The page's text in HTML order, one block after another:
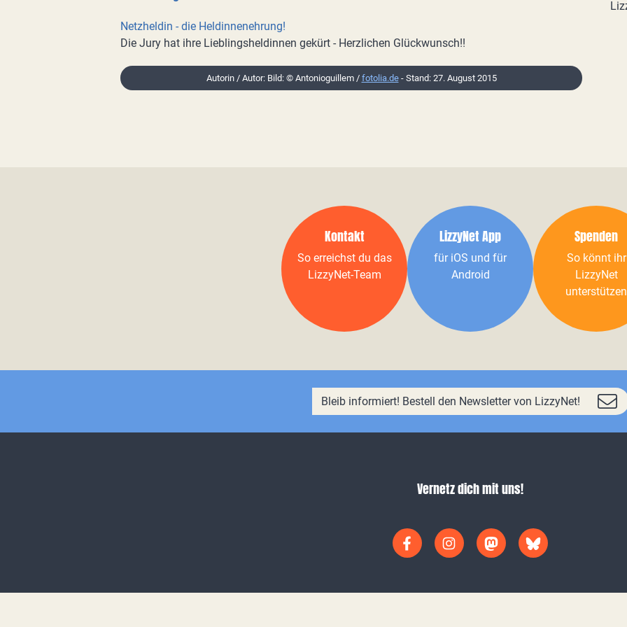
Netzheldin - die Heldinnenehrung!
Die Jury hat ihre Lieblingsheldinnen gekürt - Herzlichen Glückwunsch!!
Autorin / Autor: Bild: © Antonioguillem / fotolia.de- Stand: 27. August 2015
Kontakt
So erreichst du das
LizzyNet-Team
LizzyNet App
für iOS und für
Android
Spenden
So könnt ihr
LizzyNet
unterstützen
Bleib informiert! Bestell den Newsletter von LizzyNet!
Vernetz dich mit uns!